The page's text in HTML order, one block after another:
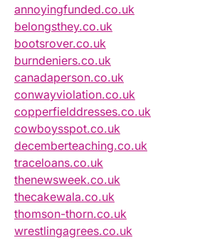
annoyingfunded.co.uk
belongsthey.co.uk
bootsrover.co.uk
burndeniers.co.uk
canadaperson.co.uk
conwayviolation.co.uk
copperfielddresses.co.uk
cowboysspot.co.uk
decemberteaching.co.uk
traceloans.co.uk
thenewsweek.co.uk
thecakewala.co.uk
thomson-thorn.co.uk
wrestlingagrees.co.uk